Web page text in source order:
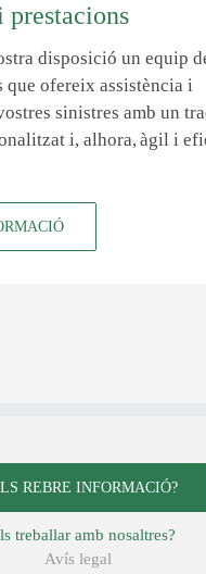
prestacions
disposició un equip
que ofereix assistència i
sinistres amb un
i, alhora, àgil i
REBRE INFORMACIÓ?
treballar amb nosaltres?
Avís legal